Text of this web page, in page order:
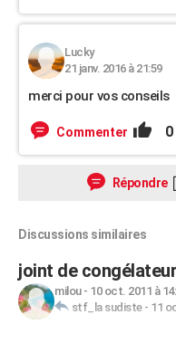
Lucky
21 janv. 2016 à 21:59
merci pour vos conseils
Commenter 0
Répondre
Discussions similaires
joint de
milou- 10 oct. 2011 à
stf_la sudiste- 11